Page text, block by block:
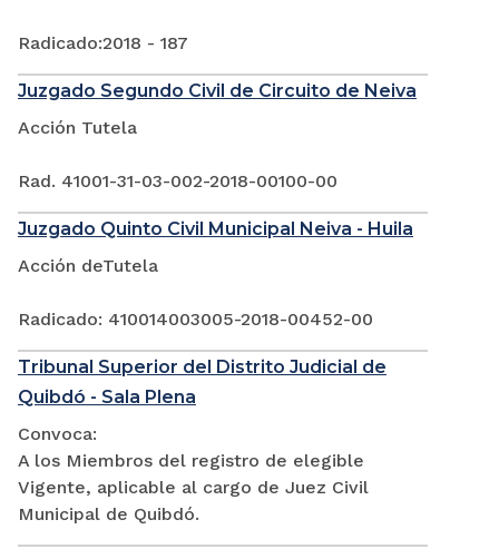
Radicado:2018 - 187
Juzgado Segundo Civil de Circuito de Neiva
Acción Tutela
Rad. 41001-31-03-002-2018-00100-00
Juzgado Quinto Civil Municipal Neiva - Huila
Acción deTutela
Radicado: 410014003005-2018-00452-00
Tribunal Superior del Distrito Judicial de
Quibdó - Sala Plena
Convoca:
A los Miembros del registro de elegible
Vigente, aplicable al cargo de Juez Civil
Municipal de Quibdó.